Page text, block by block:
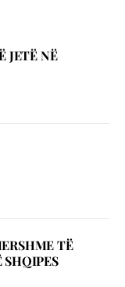
JETЁ NЁ
TË
SHQIPES